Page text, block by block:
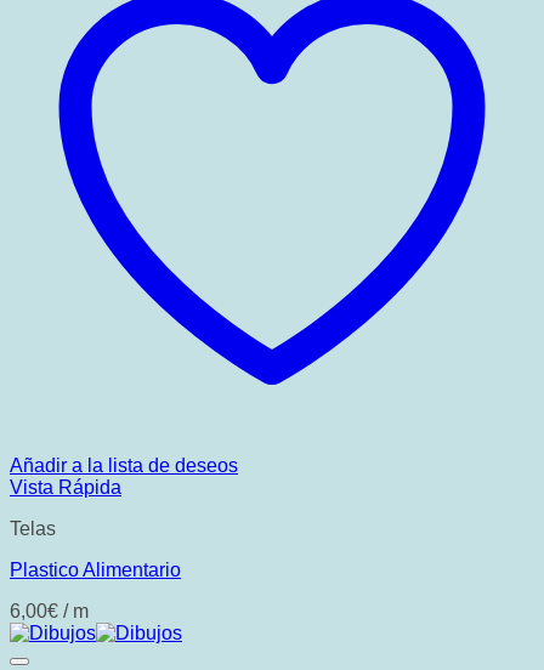
Añadir a la lista de deseos
Vista Rápida
Telas
Plastico Alimentario
6,00€ / m